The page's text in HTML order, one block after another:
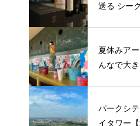
送る シー
夏休みア
んなで大
パークシ
イタワー